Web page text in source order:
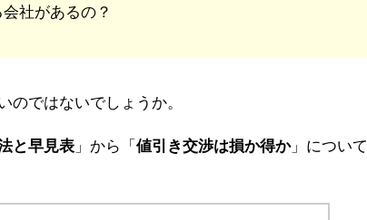
社があるの？
のではないでしょうか。
と早見表 」から「 値引き交渉は損か得か」について